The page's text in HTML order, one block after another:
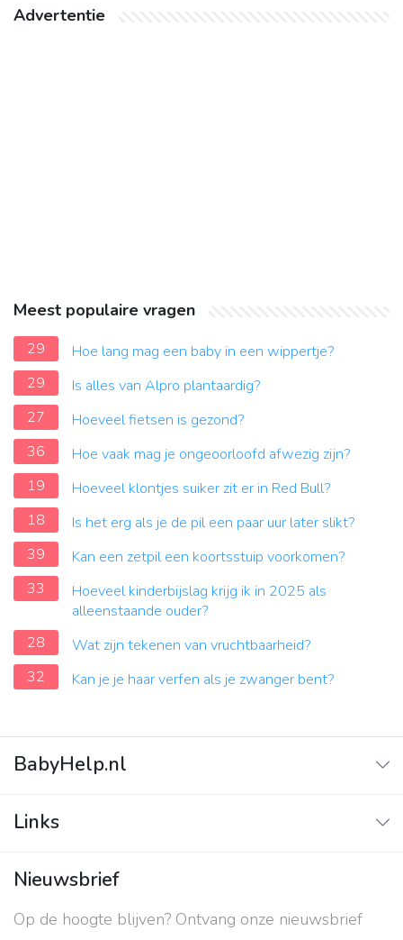
Advertentie
Meest populaire vragen
29
Hoe lang mag een baby in een wippertje?
29
Is alles van Alpro plantaardig?
27
Hoeveel fietsen is gezond?
36
Hoe vaak mag je ongeoorloofd afwezig zijn?
19
Hoeveel klontjes suiker zit er in Red Bull?
18
Is het erg als je de pil een paar uur later slikt?
39
Kan een zetpil een koortsstuip voorkomen?
33
Hoeveel kinderbijslag krijg ik in 2025 als
alleenstaande ouder?
28
Wat zijn tekenen van vruchtbaarheid?
32
Kan je je haar verfen als je zwanger bent?
BabyHelp.nl
Vraag & Antwoord
Links
Contact
Over ons
Nieuwsbrief
Op de hoogte blijven? Ontvang onze nieuwsbrief